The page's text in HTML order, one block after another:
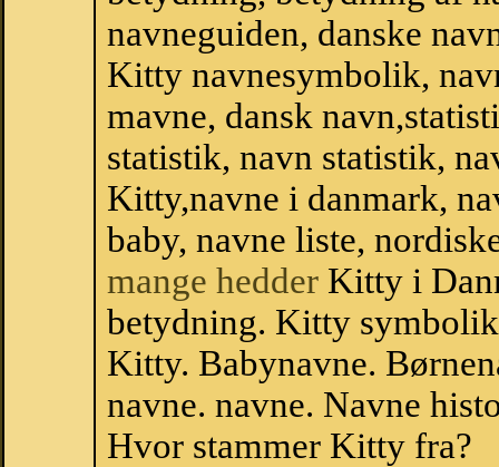
navneguiden, danske
Kitty navnesymbolik,
mavne, dansk
statistik, navn statistik,
Kitty,navne i danmark,
baby, navne liste,
mange hedder Kitty i
betydning. Kitty
Kitty. Babynavne.
navne. navne. Navne
Hvor stammer Kitty fra?